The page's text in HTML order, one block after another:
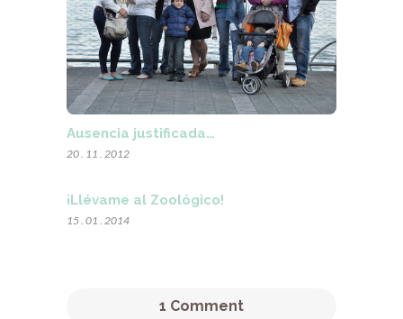
Ausencia justificada…
20 . 11 . 2012
¡Llévame al Zoológico!
15 . 01 . 2014
1 Comment